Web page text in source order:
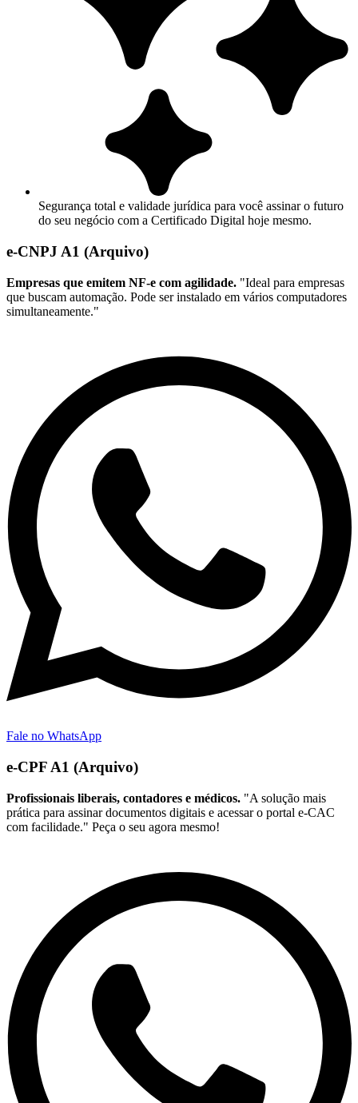
Segurança total e validade jurídica para você assinar o futuro
do seu negócio com a Certificado Digital hoje mesmo.
e-CNPJ A1 (Arquivo)
Empresas que emitem NF-e com agilidade. "Ideal para empresas
que buscam automação. Pode ser instalado em vários computadores
simultaneamente."
Fale no WhatsApp
e-CPF A1 (Arquivo)
Profissionais liberais, contadores e médicos. "A solução mais
prática para assinar documentos digitais e acessar o portal e-CAC
com facilidade." Peça o seu agora mesmo!